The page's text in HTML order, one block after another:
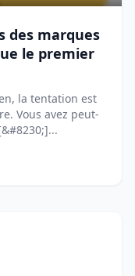
des marques
le premier
la tentation est
Vous avez peut-